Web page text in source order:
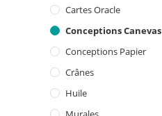
Cartes Oracle
Conceptions Canevas
Conceptions Papier
Crânes
Huile